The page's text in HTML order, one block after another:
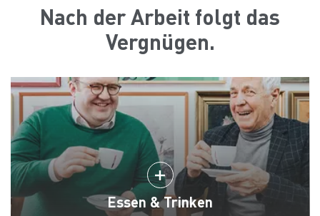
Nach der Arbeit folgt das
Vergnügen.
Essen & Trinken